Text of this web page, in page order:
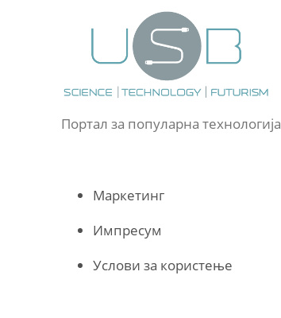
Портал за популарна технологија
Маркетинг
Импресум
Услови за користење